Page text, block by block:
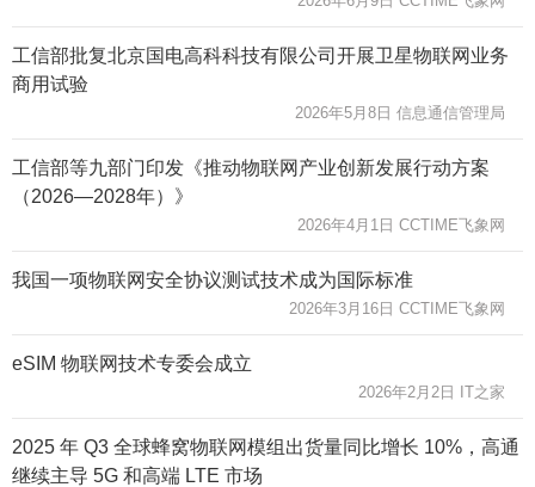
工信部批复北京国电高科科技有限公司开展卫星物联网业务
商用试验
2026年5月8日 信息通信管理局
工信部等九部门印发《推动物联网产业创新发展行动方案
（2026—2028年）》
2026年4月1日 CCTIME飞象网
我国一项物联网安全协议测试技术成为国际标准
2026年3月16日 CCTIME飞象网
eSIM 物联网技术专委会成立
2026年2月2日 IT之家
2025 年 Q3 全球蜂窝物联网模组出货量同比增长 10%，高通
继续主导 5G 和高端 LTE 市场